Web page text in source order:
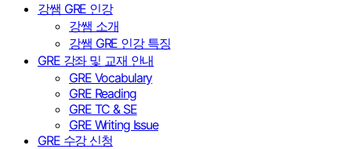
강쌤 GRE 인강
강쌤 소개
강쌤 GRE 인강 특징
GRE 강좌 및 교재 안내
GRE Vocabulary
GRE Reading
GRE TC & SE
GRE Writing Issue
GRE 수강 신청